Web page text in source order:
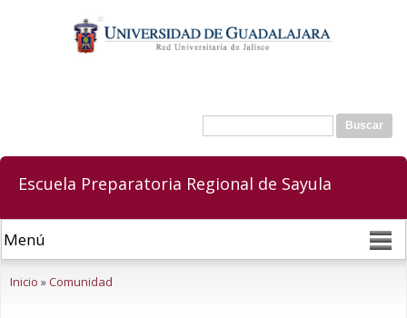
contenido
principal
Formulario de búsqueda
Buscar
Escuela Preparatoria Regional de Sayula
Inicio »Comunidad